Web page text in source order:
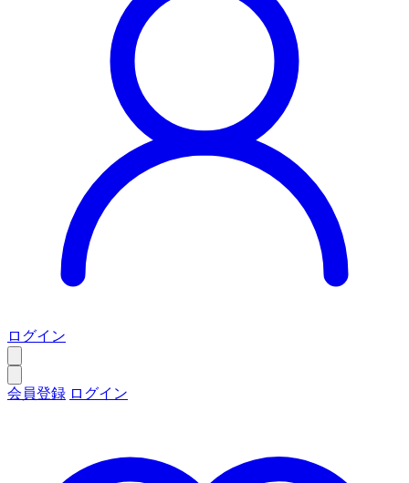
ログイン
会員登録 ログイン